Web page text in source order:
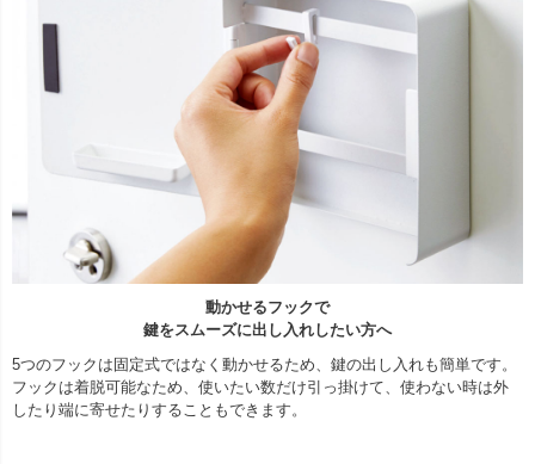
動かせるフックで
鍵をスムーズに出し入れしたい方へ
5つのフックは固定式ではなく動かせるため、鍵の出し入れも簡単です。
フックは着脱可能なため、使いたい数だけ引っ掛けて、使わない時は外
したり端に寄せたりすることもできます。